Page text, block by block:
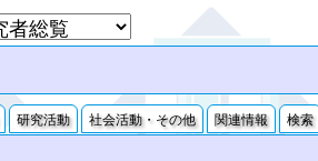
研究活動 社会活動・その他 関連情報 検索